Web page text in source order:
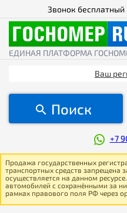
Звонок
ЕДИНАЯ ПЛАТФОРМА
Ваш
Поиск
+7
Продажа государственных
транспортных средств запрещена
осуществляется на данном
автомобилей с сохранёнными за
рамках правового поля РФ через